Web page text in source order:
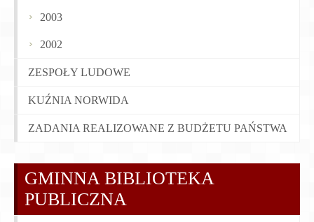
2003
2002
ZESPOŁY LUDOWE
KUŹNIA NORWIDA
ZADANIA REALIZOWANE Z BUDŻETU PAŃSTWA
GMINNA BIBLIOTEKA
PUBLICZNA